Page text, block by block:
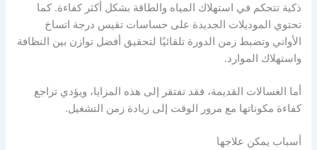
ذكية تتحكم في استهلاك المياه والطاقة بشكل أكثر كفاءة. كما
تحتوي الموديلات الجديدة على حساسات تقيس درجة اتساخ
الأواني وتضبط زمن الدورة تلقائيًا لتحقيق أفضل توازن بين النظافة
واستهلاك الموارد.
أما الغسالات القديمة، فقد تفتقر إلى هذه المزايا، ويؤدي تراجع
كفاءة مكوناتها مع مرور الوقت إلى زيادة زمن التشغيل.
أسباب يمكن علاجها